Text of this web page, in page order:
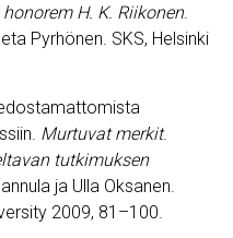
H. K. Riikonen.
Pyrhönen. SKS, Helsinki
Murtuvat merkit.
tutkimuksen
ja Ulla Oksanen.
2009, 81–100.